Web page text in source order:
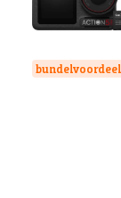
bundelvoordeel
Beoordeling is 8,8